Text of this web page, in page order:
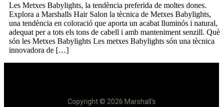
Les Metxes Babylights, la tendència preferida de moltes dones.
Explora a Marshalls Hair Salon la tècnica de Metxes Babylights,
una tendència en coloració que aporta un acabat lluminós i natural,
adequat per a tots els tons de cabell i amb manteniment senzill. Què
són les Metxes Babylights Les metxes Babylights són una tècnica
innovadora de […]
Copyright © 2026 Marshall's